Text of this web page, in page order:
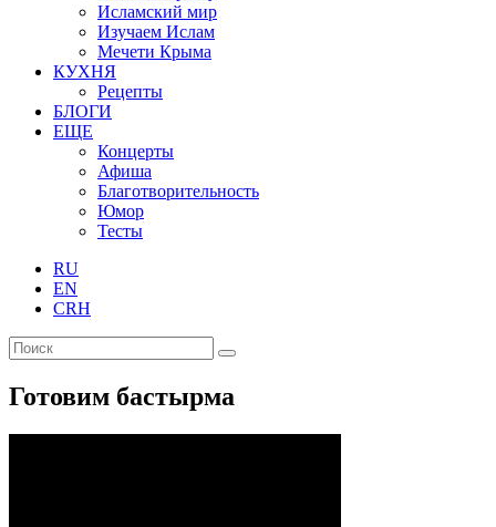
Исламский мир
Изучаем Ислам
Мечети Крыма
КУХНЯ
Рецепты
БЛОГИ
ЕЩЕ
Концерты
Афиша
Благотворительность
Юмор
Тесты
RU
EN
CRH
Готовим бастырма